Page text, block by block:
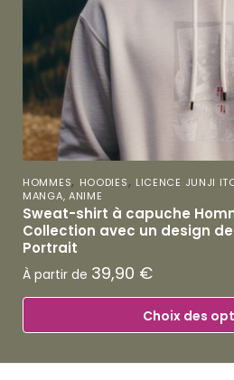
HOMMES, HOODIES, LICENCE JUNJI
MANGA, ANIME
Sweat-shirt à capuche
Collection avec un design
Portrait
À partir de 39,90 €
Choix des